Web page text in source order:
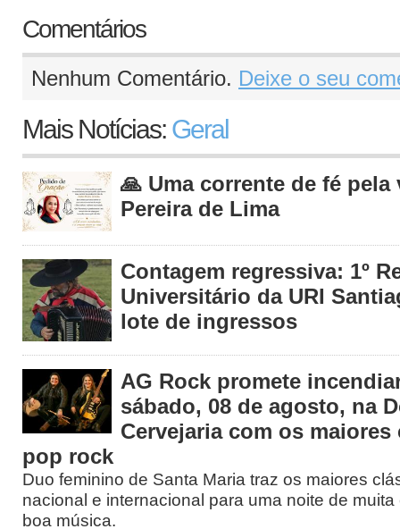
Comentários
Nenhum Comentário. Deixe o seu
Mais Notícias: Geral
🙏 Uma corrente de fé pela
Pereira de Lima
Contagem regressiva: 1º
Universitário da URI
lote de ingressos
AG Rock promete
sábado, 08 de agosto, na
Cervejaria com os
pop rock
Duo feminino de Santa Maria traz os maiores
nacional e internacional para uma noite de
boa música.